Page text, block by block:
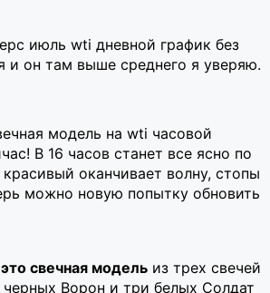
июль wti дневной график без
и он там выше среднего я уверяю.
модель на wti часовой
В 16 часов станет все ясно по
оканчивает волну, стопы
можно новую попытку обновить
свечная модель из трех свечей
черных Ворон и три белых Солдат